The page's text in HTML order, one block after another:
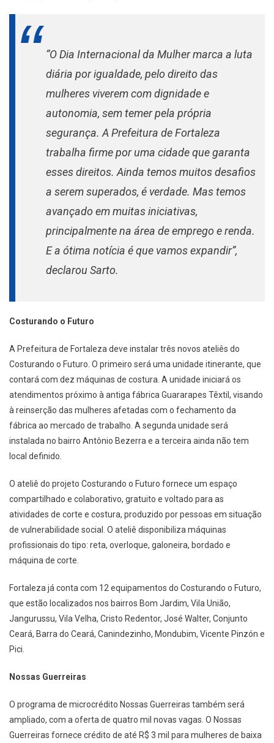
“O Dia Internacional da Mulher marca a luta
diária por igualdade, pelo direito das
mulheres viverem com dignidade e
autonomia, sem temer pela própria
segurança. A Prefeitura de Fortaleza
trabalha firme por uma cidade que garanta
esses direitos. Ainda temos muitos desafios
a serem superados, é verdade. Mas temos
avançado em muitas iniciativas,
principalmente na área de emprego e renda.
E a ótima notícia é que vamos expandir”,
declarou Sarto.
Costurando o Futuro
A Prefeitura de Fortaleza deve instalar três novos ateliês do
Costurando o Futuro. O primeiro será uma unidade itinerante, que
contará com dez máquinas de costura. A unidade iniciará os
atendimentos próximo à antiga fábrica Guararapes Têxtil, visando
à reinserção das mulheres afetadas com o fechamento da
fábrica ao mercado de trabalho. A segunda unidade será
instalada no bairro Antônio Bezerra e a terceira ainda não tem
local definido.
O ateliê do projeto Costurando o Futuro fornece um espaço
compartilhado e colaborativo, gratuito e voltado para as
atividades de corte e costura, produzido por pessoas em situação
de vulnerabilidade social. O ateliê disponibiliza máquinas
profissionais do tipo: reta, overloque, galoneira, bordado e
máquina de corte.
Fortaleza já conta com 12 equipamentos do Costurando o Futuro,
que estão localizados nos bairros Bom Jardim, Vila União,
Jangurussu, Vila Velha, Cristo Redentor, José Walter, Conjunto
Ceará, Barra do Ceará, Canindezinho, Mondubim, Vicente Pinzón e
Pici.
Nossas Guerreiras
O programa de microcrédito Nossas Guerreiras também será
ampliado, com a oferta de quatro mil novas vagas. O Nossas
Guerreiras fornece crédito de até R$ 3 mil para mulheres de baixa